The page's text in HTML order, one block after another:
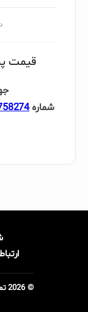
قیمت
شماره
© 2026 تمامی حقوق برای پرایم دامین محفوظ است.